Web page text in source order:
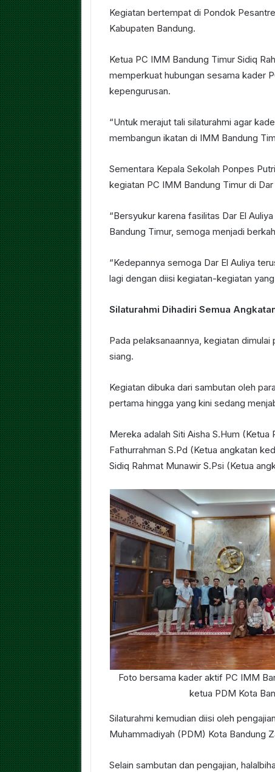
Kegiatan bertempat di Pondok
Kabupaten Bandung.
Ketua PC IMM Bandung Timur Sidiq
memperkuat hubungan sesama kader
kepengurusan.
“Untuk merajut tali silaturahmi agar
membangun ikatan di IMM Bandung
Sementara Kepala Sekolah Ponpes
kegiatan PC IMM Bandung Timur di Dar
“Bersyukur karena fasilitas Dar El
Bandung Timur, semoga menjadi
“Kedepannya semoga Dar El Auliya
lagi dengan diisi kegiatan-kegiatan
Silaturahmi Dihadiri Semua
Pada pelaksanaannya, kegiatan
siang.
Kegiatan dibuka dari sambutan oleh
pertama hingga yang kini sedang
Mereka adalah Siti Aisha S.Hum
Fathurrahman S.Pd (Ketua angkatan
Sidiq Rahmat Munawir S.Psi (Ketua
Foto bersama kader aktif PC IMM
ketua PDM Kota
Silaturahmi kemudian diisi oleh
Muhammadiyah (PDM) Kota Bandung
Selain sambutan dan pengajian,